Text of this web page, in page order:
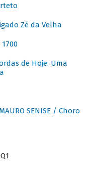
Zé da Velha
de Hoje: Uma
MAURO SENISE / Choro